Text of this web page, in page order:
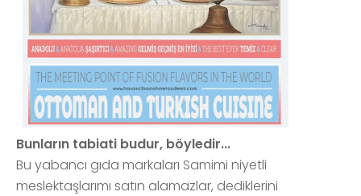
Bunların tabiati budur, böyledir...
Bu yabancı gıda markaları Samimi niyetli
meslektaşlarımı satın alamazlar, dediklerini